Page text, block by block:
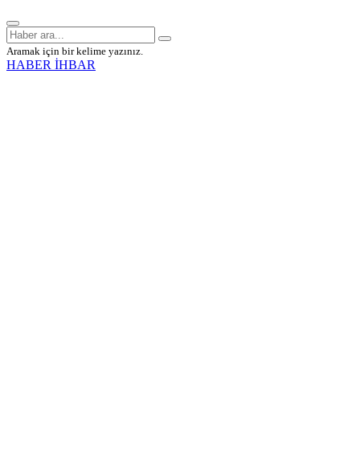
Aramak için bir kelime yazınız.
HABER İHBAR